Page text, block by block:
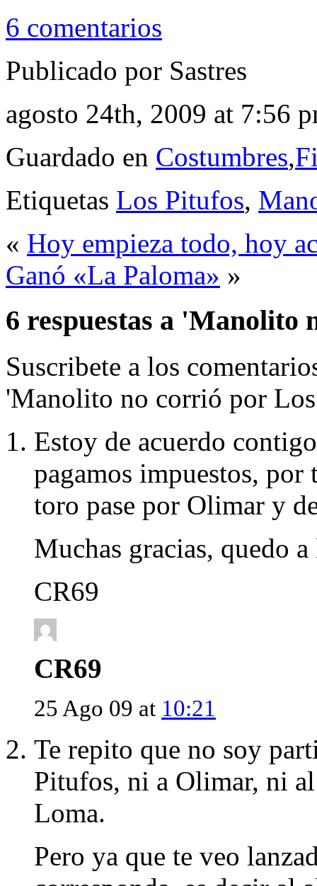
6 comentarios
Publicado por Sastres
agosto 24th, 2009 at 7:56
Guardado en Costumbres,
Etiquetas Los Pitufos,
« Hoy empieza todo, hoy
Ganó «La Paloma» »
6 respuestas a
Suscribete a los
'Manolito no corrió por
Estoy de acuerdo
pagamos impuestos,
toro pase por Olimar y
Muchas gracias, quedo
CR69
CR69
25 Ago 09 at 10:21
Te repito que no soy
Pitufos, ni a Olimar, ni
Loma.
Pero ya que te veo